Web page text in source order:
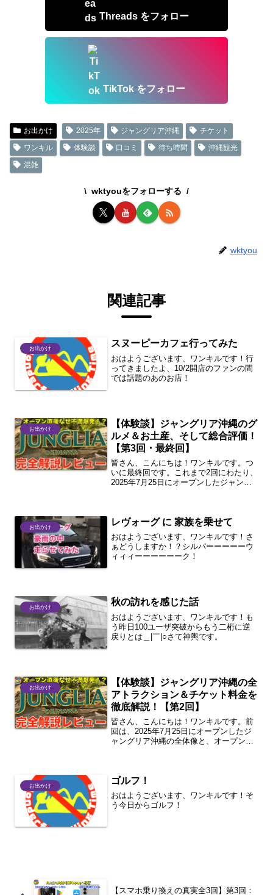
Threads をフォロー
TikTok をフォロー
お出かけ 2025年 ジャングリア沖縄
チケット
ワンキル
体験談 口コミ 待ち時間
沖縄観光
混雑
wktyouをフォローする
wktyou
関連記事
お出かけ スヌーピーカフェ行ってみた
おはようございます、ワンキルです！行
ってきましたよ、10/2開店のファンの間
では話題のあのお店！
お出かけ
【体験談】ジャングリア沖縄のグ
ルメ＆お土産、そして総合評価！
【第3回・最終回】
皆さん、こんにちは！ワンキルです。つ
いに最終回です。これまで2回にわたり、
2025年7月25日にオープンしたジャング
いて解説しまし...
お出かけ レヴォーグ に 家族を乗せて
おはようございます、ワンキルです！さ
ぁどうしますか！？シルバーーーーーウ
ィィィーーーーーーク！
お出かけ 秋の訪れを感じた話
おはようございます、ワンキルです！も
う昨日100ユーザ突破からもう二桁に逆
戻りとは＿|￣|○さて神輿です。
お出かけ
【体験談】ジャングリア沖縄の全
アトラクション＆チケット料金を
徹底解説！【第2回】
皆さん、こんにちは！ワンキルです。前
回は、2025年7月25日にオープンしたジ
ャングリア沖縄の全体像と、オープン直
ト・料金」について...
お出かけ ゴルフ！
おはようございます、ワンキルです！そ
う今日からゴルフ！
【スマホ乗り換えの真実全3回】第3回：